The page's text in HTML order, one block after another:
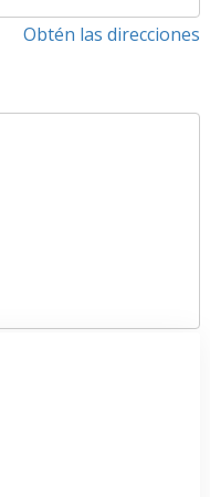
Obtén las direcciones